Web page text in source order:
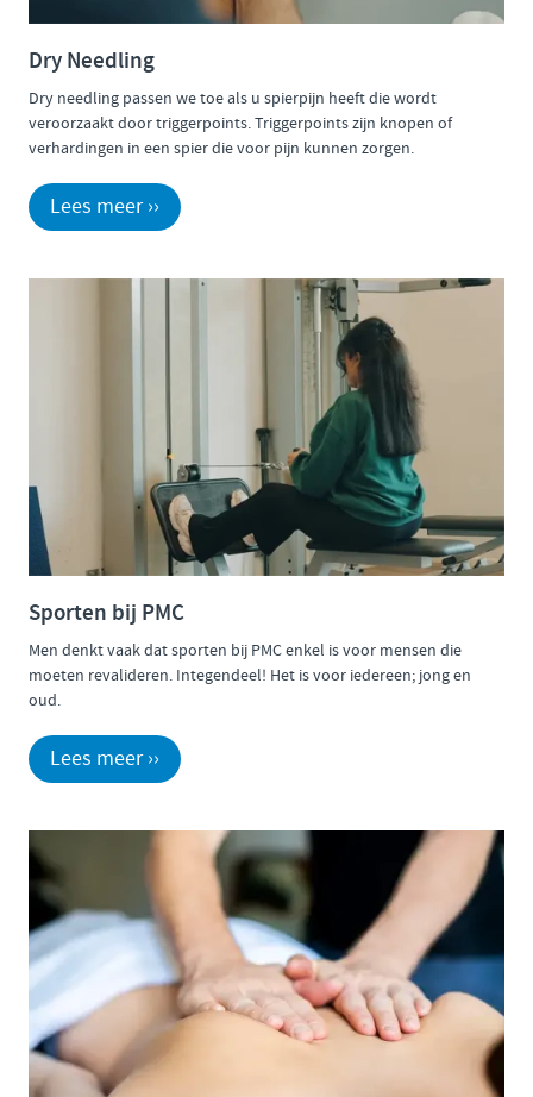
Dry Needling
Dry needling passen we toe als u spierpijn heeft die wordt
veroorzaakt door triggerpoints. Triggerpoints zijn knopen of
verhardingen in een spier die voor pijn kunnen zorgen.
Lees meer ››
Sporten bij PMC
Men denkt vaak dat sporten bij PMC enkel is voor mensen die
moeten revalideren. Integendeel! Het is voor iedereen; jong en
oud.
Lees meer ››